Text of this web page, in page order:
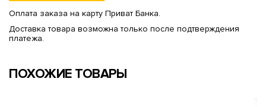
Оплата заказа на карту Приват Банка.
Доставка товара возможна только после подтверждения
платежа.
ПОХОЖИЕ ТОВАРЫ